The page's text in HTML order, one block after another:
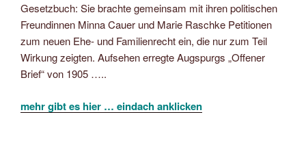
Gesetzbuch: Sie brachte gemeinsam mit ihren politischen
Freundinnen Minna Cauer und Marie Raschke Petitionen
zum neuen Ehe- und Familienrecht ein, die nur zum Teil
Wirkung zeigten. Aufsehen erregte Augspurgs „Offener
Brief“ von 1905 …..
mehr gibt es hier … eindach anklicken